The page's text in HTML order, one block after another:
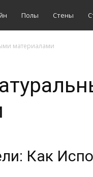
Полы Стены
материалами
Как